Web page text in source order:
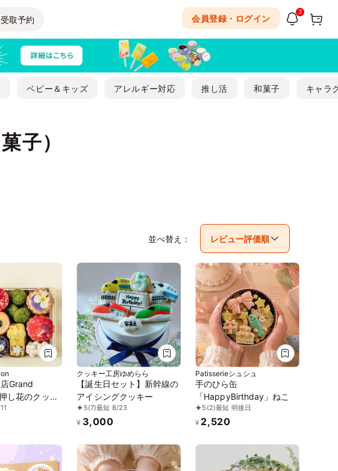
取予約 会員登録・ログイン
3
ベビー＆キッズ アレルギー対応 推し活 和菓子 キャラ
子）
並べ替え：
店Grand
し花のクッキ
ー
クッキー工房ゆめらら
【誕生日セット】新幹線の
アイシングクッキー
5(7)最短 8/23
¥ 3,000
Patisserieシュシュ
手のひら缶
「HappyBirthday」ねこ
5 (2)最短 明後日
¥ 2,520